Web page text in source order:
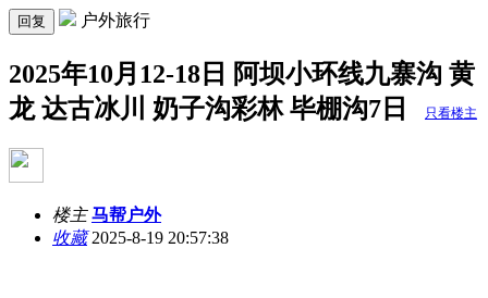
回复 户外旅行
2025年10月12-18日 阿坝小环线九寨沟 黄
龙 达古冰川 奶子沟彩林 毕棚沟7日
只看楼主
楼主 马帮户外
收藏2025-8-19 20:57:38